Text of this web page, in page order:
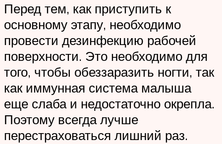
Перед тем, как приступить к
основному этапу, необходимо
провести дезинфекцию рабочей
поверхности. Это необходимо для
того, чтобы обеззаразить ногти, так
как иммунная система малыша
еще слаба и недостаточно окрепла.
Поэтому всегда лучше
перестраховаться лишний раз.